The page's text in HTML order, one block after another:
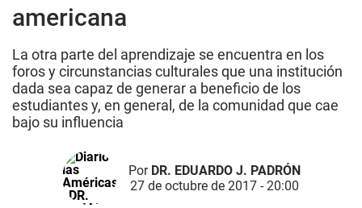
americana
La otra parte del aprendizaje se encuentra en los
foros y circunstancias culturales que una institución
dada sea capaz de generar a beneficio de los
estudiantes y, en general, de la comunidad que cae
bajo su influencia
Por DR. EDUARDO J. PADRÓN
27 de octubre de 2017 - 20:00